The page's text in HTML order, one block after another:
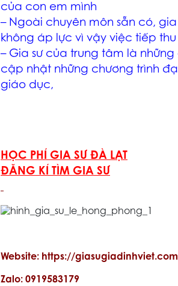
của con em mình
– Ngoài chuyên môn sẵn có,
không áp lực vì vậy việc tiếp
– Gia sư của trung tâm là
cập nhật những chương trình
giáo dục,
HỌC PHÍ GIA SƯ ĐÀ LẠT
ĐĂNG KÍ TÌM GIA SƯ
Website: https://giasugiadinhviet.com
Zalo: 0919583179